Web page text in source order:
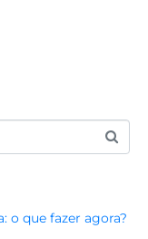
o que fazer agora?